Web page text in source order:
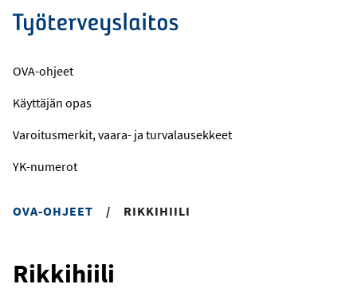
Hyppää
pääsisältöön
OVA-ohjeet
Käyttäjän opas
Varoitusmerkit, vaara- ja turvalausekkeet
YK-numerot
OVA-OHJEET / RIKKIHIILI
Rikkihiili